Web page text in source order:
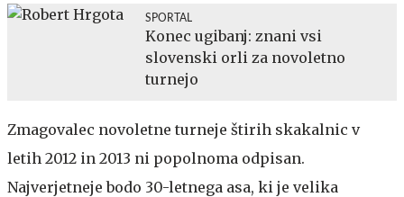
SPORTAL
Konec ugibanj: znani vsi
slovenski orli za novoletno
turnejo
Zmagovalec novoletne turneje štirih skakalnic v
letih 2012 in 2013 ni popolnoma odpisan.
Najverjetneje bodo 30-letnega asa, ki je velika